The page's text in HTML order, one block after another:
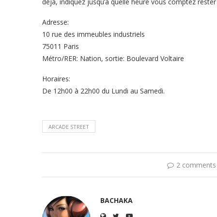
Adresse:
10 rue des immeubles industriels
75011 Paris
Métro/RER: Nation, sortie: Boulevard Voltaire
Horaires:
De 12h00 à 22h00 du Lundi au Samedi.
ARCADE STREET
2 comments
BACHAKA